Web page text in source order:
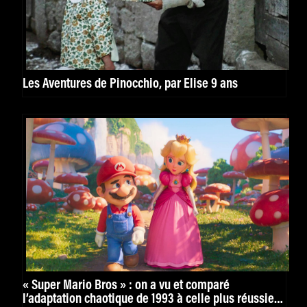
Les Aventures de Pinocchio, par Élise 9 ans
« Super Mario Bros » : on a vu et comparé
l’adaptation chaotique de 1993 à celle plus réussie